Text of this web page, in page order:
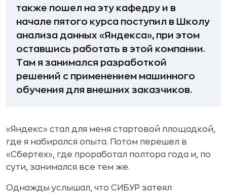
также пошел на эту кафедру и в
начале пятого курса поступил в Школу
анализа данных «Яндекса», при этом
оставшись работать в этой компании.
Там я занимался разработкой
решений с применением машинного
обучения для внешних заказчиков.
«Яндекс» стал для меня стартовой площадкой,
где я набирался опыта. Потом перешел в
«Сбертех», где проработал полтора года и, по
сути, занимался все тем же.
Однажды услышал, что СИБУР затеял